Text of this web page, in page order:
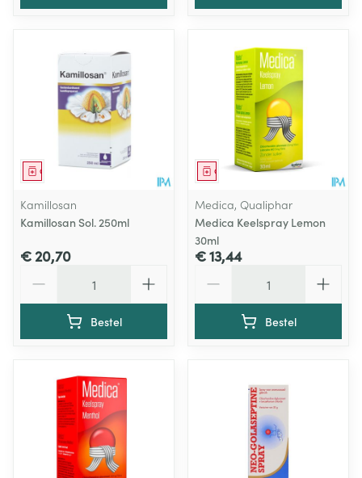
Geneesmiddel
Kamillosan
Kamillosan Sol. 250ml
€ 20,70
Bestel
Geneesmiddel
Medica, Qualiphar
Medica Keelspray Lemon
30ml
€ 13,44
Bestel